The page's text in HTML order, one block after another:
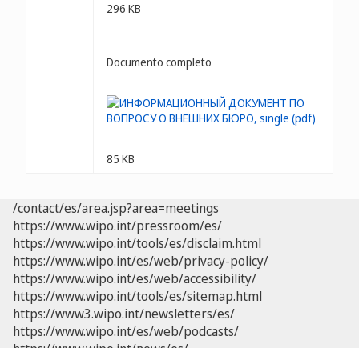
296 KB
Documento completo
85 KB
/contact/es/area.jsp?area=meetings
https://www.wipo.int/pressroom/es/
https://www.wipo.int/tools/es/disclaim.html
https://www.wipo.int/es/web/privacy-policy/
https://www.wipo.int/es/web/accessibility/
https://www.wipo.int/tools/es/sitemap.html
https://www3.wipo.int/newsletters/es/
https://www.wipo.int/es/web/podcasts/